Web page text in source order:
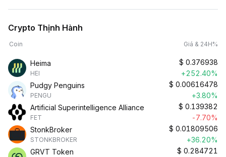
Crypto Thịnh Hành
Coin Giá & 24H%
Heima
HEI
$ 0.376938
+252.40%
Pudgy Penguins
PENGU
$ 0.00616478
+3.80%
Artificial Superintelligence Alliance
FET
$ 0.139382
-7.70%
StonkBroker
STONKBROKER
$ 0.01809506
+36.20%
GRVT Token
$ 0.284721